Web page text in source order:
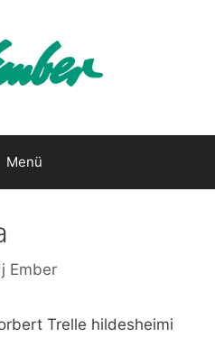
Menü
Ember
Trelle hildesheimi